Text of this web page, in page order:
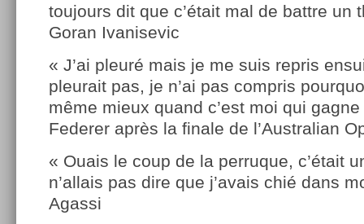
toujours dit que c’était mal de battre un
Goran Ivanisevic
« J’ai pleuré mais je me suis repris
pleurait pas, je n’ai pas compris
même mieux quand c’est moi qui
Federer après la finale de l’Australian
« Ouais le coup de la perruque, c’était
n’allais pas dire que j’avais chié dans
Agassi